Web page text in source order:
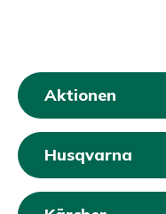
Aktionen
Husqvarna